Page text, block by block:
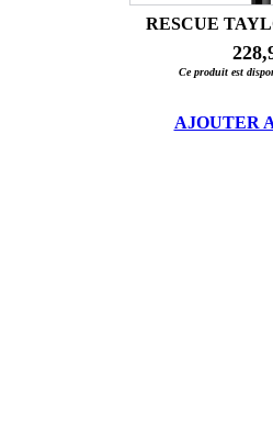
RESCUE
Ce produit est
AJOUTER